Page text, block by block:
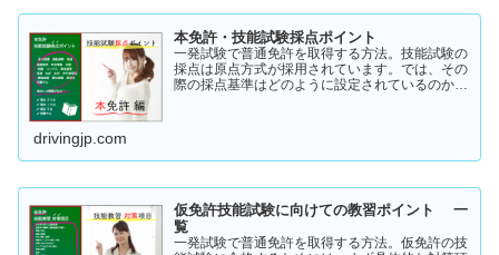
本免許・技能試験採点ポイント
一発試験で普通免許を取得する方法。技能試験の
採点は原点方式が採用されています。では、その
際の採点基準はどのように設定されているのかご
drivingjp.com
仮免許技能試験に向けての教習ポイント 一
覧
一発試験で普通免許を取得する方法。仮免許の技